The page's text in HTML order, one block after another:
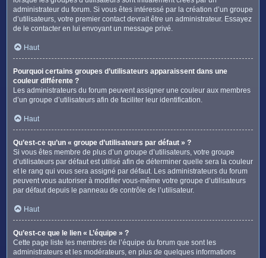
administrateur du forum. Si vous êtes intéressé par la création d’un groupe
d’utilisateurs, votre premier contact devrait être un administrateur. Essayez
de le contacter en lui envoyant un message privé.
Haut
Pourquoi certains groupes d’utilisateurs apparaissent dans une
couleur différente ?
Les administrateurs du forum peuvent assigner une couleur aux membres
d’un groupe d’utilisateurs afin de faciliter leur identification.
Haut
Qu’est-ce qu’un « groupe d’utilisateurs par défaut » ?
Si vous êtes membre de plus d’un groupe d’utilisateurs, votre groupe
d’utilisateurs par défaut est utilisé afin de déterminer quelle sera la couleur
et le rang qui vous sera assigné par défaut. Les administrateurs du forum
peuvent vous autoriser à modifier vous-même votre groupe d’utilisateurs
par défaut depuis le panneau de contrôle de l’utilisateur.
Haut
Qu’est-ce que le lien « L’équipe » ?
Cette page liste les membres de l’équipe du forum que sont les
administrateurs et les modérateurs, en plus de quelques informations